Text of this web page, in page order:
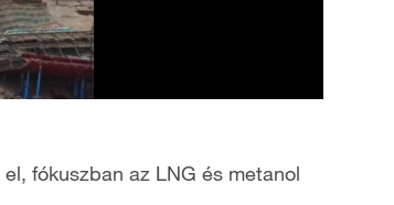
fókuszban az LNG és metanol